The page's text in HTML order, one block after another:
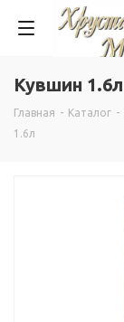
Кувшин 1.6л
Главная - Каталог -
1.6л